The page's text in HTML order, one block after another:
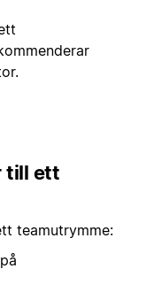
till ett
teamutrymme: